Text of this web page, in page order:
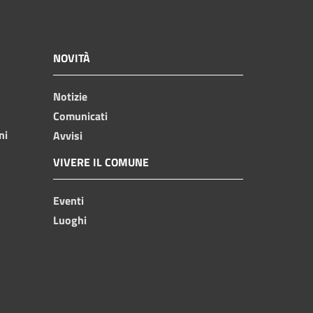
NOVITÀ
Notizie
Comunicati
Avvisi
VIVERE IL COMUNE
Eventi
Luoghi